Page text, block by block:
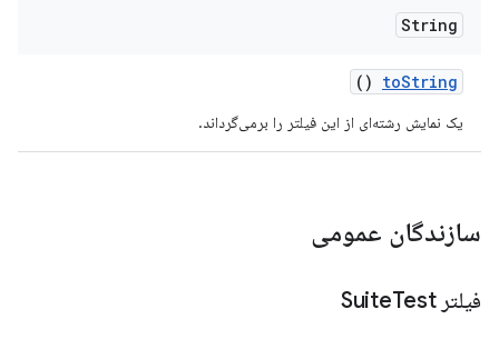
String
toString
()
یک نمایش رشته‌ای از این فیلتر را برمی‌گرداند.
سازندگان عمومی
فیلتر SuiteTest